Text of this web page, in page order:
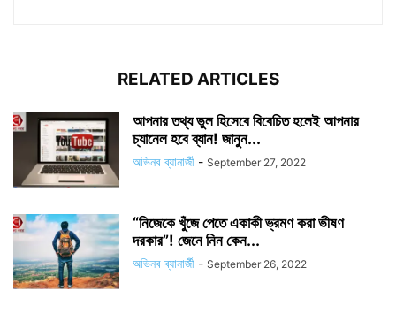
RELATED ARTICLES
আপনার তথ্য ভুল হিসেবে বিবেচিত হলেই আপনার
চ্যানেল হবে ব্যান! জানুন...
অভিনব ব্যানার্জী - September 27, 2022
“নিজেকে খুঁজে পেতে একাকী ভ্রমণ করা ভীষণ
দরকার”! জেনে নিন কেন...
অভিনব ব্যানার্জী - September 26, 2022